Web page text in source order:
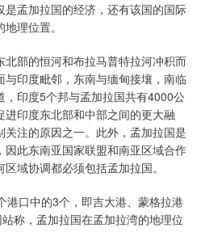
孟加拉国的经济，还有该国的国际
理位置。
部的恒河和布拉马普特拉河冲积而
印度毗邻，东南与缅甸接壤，南临
印度5个邦与孟加拉国共有4000公
印度东北部和中部之间的更大融
注的原因之一。此外，孟加拉国是
此东南亚国家联盟和南亚区域合作
域协调都必须包括孟加拉国。
口中的3个，即吉大港、蒙格拉港
称，孟加拉国在孟加拉湾的地理位